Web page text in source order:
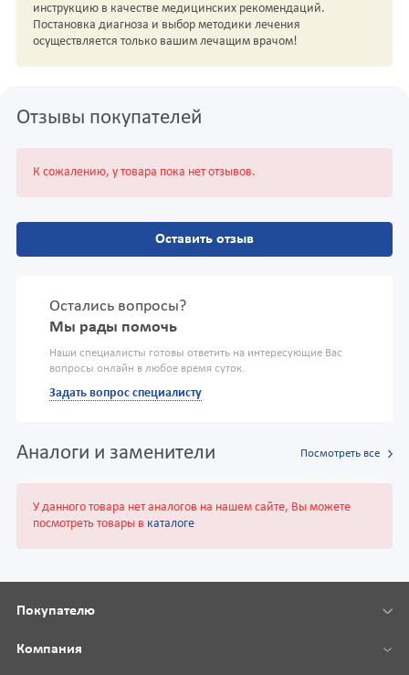
инструкцию в качестве медицинских рекомендаций.
Постановка диагноза и выбор методики лечения
осуществляется только вашим лечащим врачом!
Отзывы покупателей
К сожалению, у товара пока нет отзывов.
Оставить отзыв
Остались вопросы?
Мы рады помочь
Наши специалисты готовы ответить на интересующие Вас
вопросы онлайн в любое время суток.
Задать вопрос специалисту
Аналоги и заменители Посмотреть все
У данного товара нет аналогов на нашем сайте, Вы можете
посмотреть товары в каталоге
Покупателю
Компания